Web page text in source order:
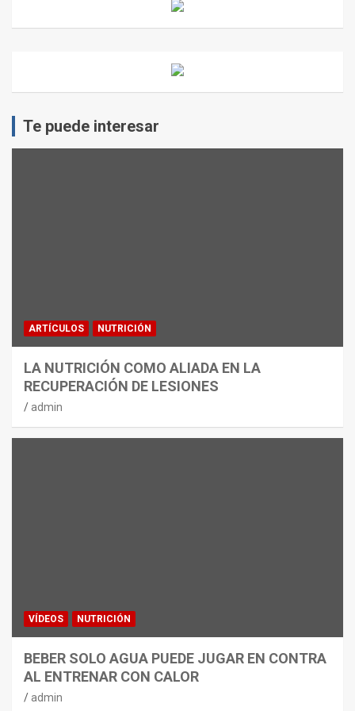
Te puede interesar
ARTÍCULOS NUTRICIÓN
LA NUTRICIÓN COMO ALIADA EN LA
RECUPERACIÓN DE LESIONES
admin
VÍDEOS NUTRICIÓN
BEBER SOLO AGUA PUEDE JUGAR EN CONTRA
AL ENTRENAR CON CALOR
admin